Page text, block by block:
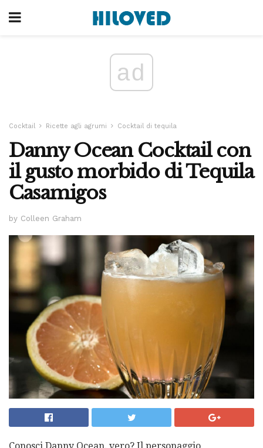
ad
Cocktail Ricette agli agrumi Cocktail di tequila
Danny Ocean Cocktail con
il gusto morbido di Tequila
Casamigos
by Colleen Graham